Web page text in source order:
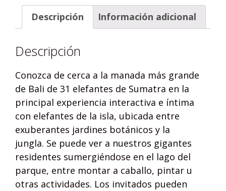
Descripción Información adicional
Descripción
Conozca de cerca a la manada más grande
de Bali de 31 elefantes de Sumatra en la
principal experiencia interactiva e íntima
con elefantes de la isla, ubicada entre
exuberantes jardines botánicos y la
jungla. Se puede ver a nuestros gigantes
residentes sumergiéndose en el lago del
parque, entre montar a caballo, pintar u
otras actividades. Los invitados pueden